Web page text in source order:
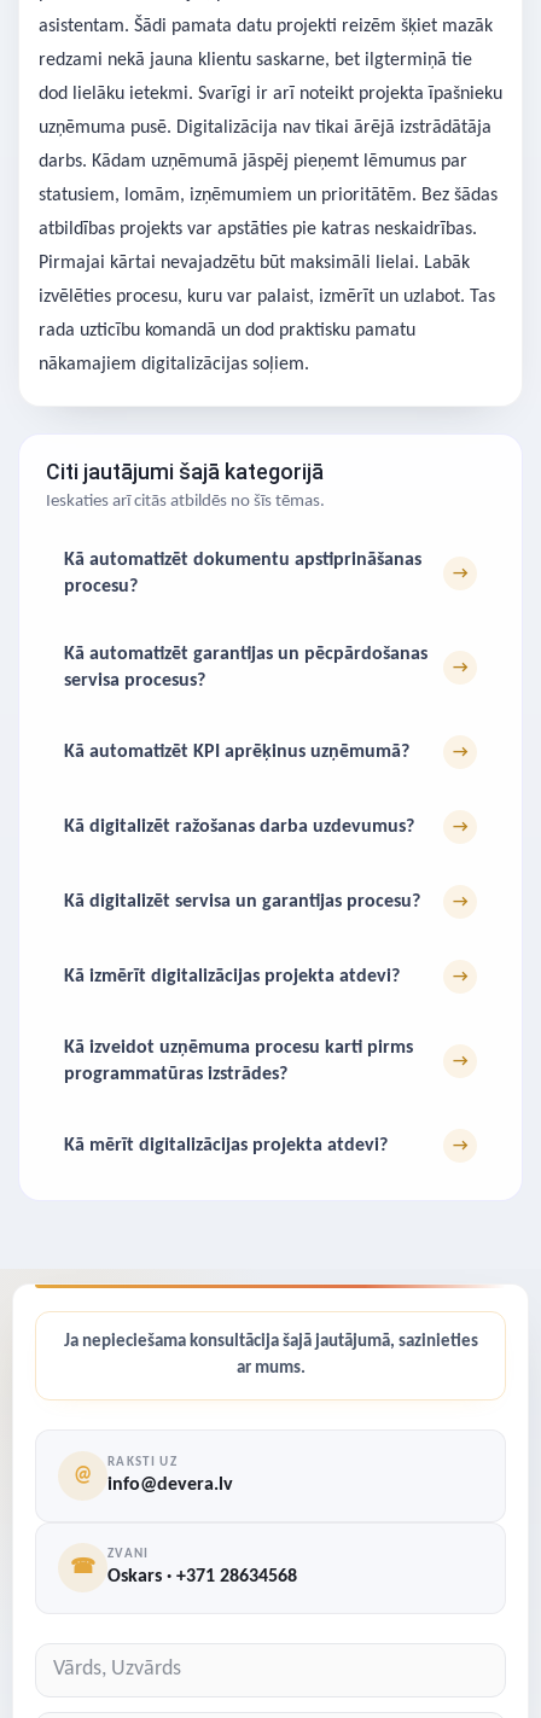
asistentam. Šādi pamata datu projekti reizēm šķiet mazāk
redzami nekā jauna klientu saskarne, bet ilgtermiņā tie
dod lielāku ietekmi. Svarīgi ir arī noteikt projekta īpašnieku
uzņēmuma pusē. Digitalizācija nav tikai ārējā izstrādātāja
darbs. Kādam uzņēmumā jāspēj pieņemt lēmumus par
statusiem, lomām, izņēmumiem un prioritātēm. Bez šādas
atbildības projekts var apstāties pie katras neskaidrības.
Pirmajai kārtai nevajadzētu būt maksimāli lielai. Labāk
izvēlēties procesu, kuru var palaist, izmērīt un uzlabot. Tas
rada uzticību komandā un dod praktisku pamatu
nākamajiem digitalizācijas soļiem.
Citi jautājumi šajā kategorijā
Ieskaties arī citās atbildēs no šīs tēmas.
Kā automatizēt dokumentu apstiprināšanas
procesu?
→
Kā automatizēt garantijas un pēcpārdošanas
servisa procesus?
→
Kā automatizēt KPI aprēķinus uzņēmumā? →
Kā digitalizēt ražošanas darba uzdevumus? →
Kā digitalizēt servisa un garantijas procesu? →
Kā izmērīt digitalizācijas projekta atdevi? →
Kā izveidot uzņēmuma procesu karti pirms
programmatūras izstrādes?
→
Kā mērīt digitalizācijas projekta atdevi? →
Ja nepieciešama konsultācija šajā jautājumā, sazinieties
ar mums.
@
RAKSTI UZ
info@devera.lv
☎
ZVANI
Oskars · +371 28634568